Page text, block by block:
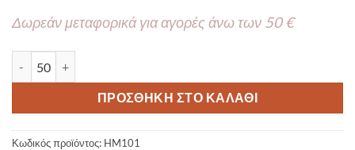
Δωρεάν μεταφορικά για αγορές άνω των 50 €
ΠΡΟΣΘΉΚΗ ΣΤΟ ΚΑΛΆΘΙ
Κωδικός προϊόντος: HM101